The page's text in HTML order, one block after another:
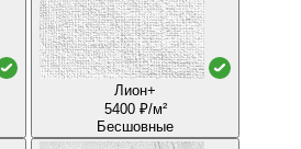
Лион+
5400 ₽/м²
Бесшовные